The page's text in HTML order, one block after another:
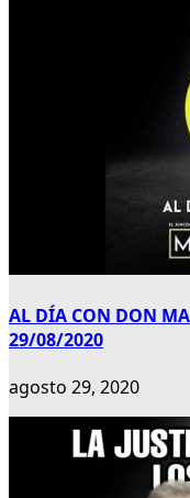
AL DÍA CON DON
29/08/2020
agosto 29, 2020